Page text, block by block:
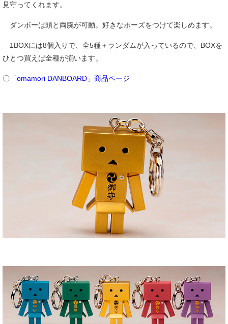
見守ってくれます。
ダンボーは頭と両腕が可動。好きなポーズをつけて楽しめます。
1BOXには8個入りで、全5種＋ランダムが入っているので、BOXを
ひとつ買えば全種が揃います。
〇 「omamori DANBOARD」商品ページ